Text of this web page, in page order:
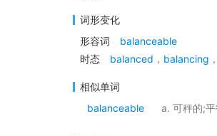
词形变化
形容词
balanceable
时态
balanced ， balancing ，
相似单词
balanceable
a. 可秤的;